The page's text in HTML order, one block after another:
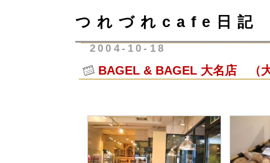
つれづれcafe日記
2004-10-18
BAGEL & BAGEL 大名店 （